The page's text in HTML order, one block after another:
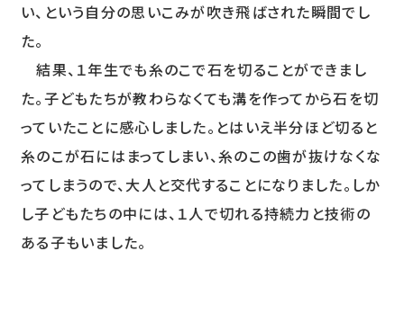
い、という自分の思いこみが吹き飛ばされた瞬間でし
た。
結果、１年生でも糸のこで石を切ることができまし
た。子どもたちが教わらなくても溝を作ってから石を切
っていたことに感心しました。とはいえ半分ほど切ると
糸のこが石にはまってしまい、糸のこの歯が抜けなくな
ってしまうので、大人と交代することになりました。しか
し子どもたちの中には、１人で切れる持続力と技術の
ある子もいました。